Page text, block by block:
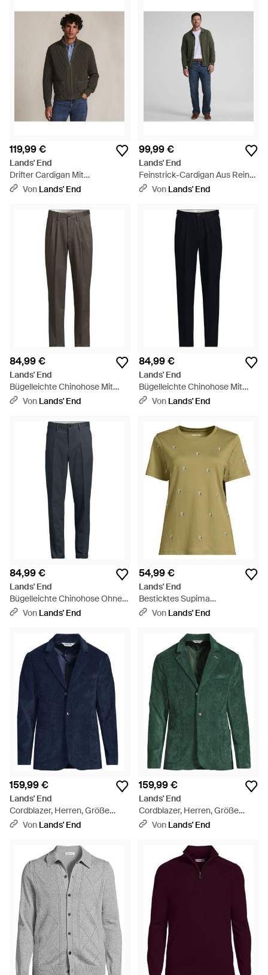
119,99 €
Lands' End
Drifter Cardigan Mit
Reißverschluss, Herren, Größe
Von Lands' End
99,99 €
Lands' End
Feinstrick-Cardigan Aus Reiner
Baumwolle Mit Argyle-Muster,
Baumwolle, By - Grün
Von Lands' End
84,99 €
Lands' End
Bügelleichte Chinohose Mit
Bundfalten, Komfortbund,
Regular, By - Grau
Von Lands' End
84,99 €
Lands' End
Bügelleichte Chinohose Mit
Bundfalten, Komfortbund,
Regular, By - Blau
Von Lands' End
84,99 €
Lands' End
Bügelleichte Chinohose Ohne
Bundfalten, Classic Fit, Herren,
Von Lands' End
54,99 €
Lands' End
Besticktes Supima
Rundhalsshirt, Damen, Größe
Von Lands' End
159,99 €
Lands' End
Cordblazer, Herren, Größe
Regular, By - Blau
Von Lands' End
159,99 €
Lands' End
Cordblazer, Herren, Größe
Regular, By - Grün
Von Lands' End